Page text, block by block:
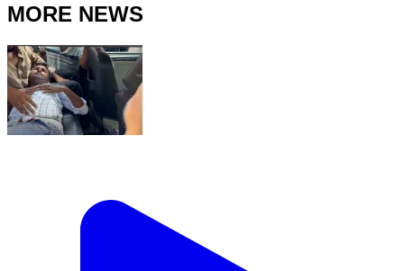
MORE NEWS